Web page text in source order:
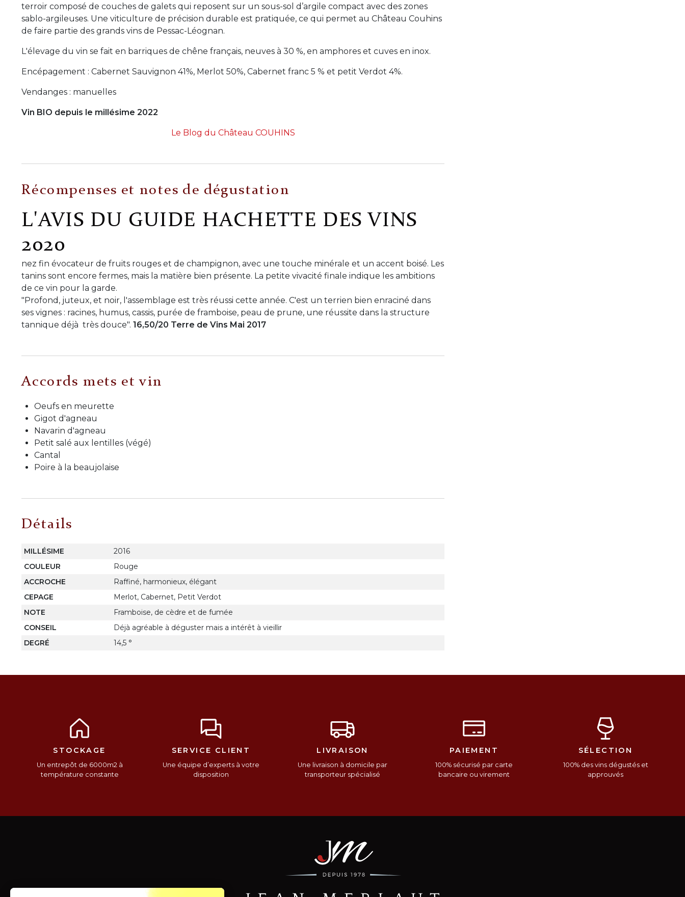
terroir composé de couches de galets qui reposent sur un sous-sol d’argile compact avec des zones
sablo-argileuses. Une viticulture de précision durable est pratiquée, ce qui permet au Château Couhins
de faire partie des grands vins de Pessac-Léognan.
L'élevage du vin se fait en barriques de chêne français, neuves à 30 %, en amphores et cuves en inox.
Encépagement : Cabernet Sauvignon 41%, Merlot 50%, Cabernet franc 5 % et petit Verdot 4%.
Vendanges : manuelles
Vin BIO depuis le millésime 2022
Le Blog du Château COUHINS
Récompenses et notes de dégustation
L'AVIS DU GUIDE HACHETTE DES VINS
2020
nez fin évocateur de fruits rouges et de champignon, avec une touche minérale et un accent boisé. Les
tanins sont encore fermes, mais la matière bien présente. La petite vivacité finale indique les ambitions
de ce vin pour la garde.
"Profond, juteux, et noir, l'assemblage est très réussi cette année. C'est un terrien bien enraciné dans
ses vignes : racines, humus, cassis, purée de framboise, peau de prune, une réussite dans la structure
tannique déjà très douce". 16,50/20 Terre de Vins Mai 2017
Accords mets et vin
Oeufs en meurette
Gigot d'agneau
Navarin d'agneau
Petit salé aux lentilles (végé)
Cantal
Poire à la beaujolaise
Détails
MILLÉSIME
2016
COULEUR
Rouge
ACCROCHE
Raffiné, harmonieux, élégant
CEPAGE
Merlot, Cabernet, Petit Verdot
NOTE
Framboise, de cèdre et de fumée
CONSEIL
Déjà agréable à déguster mais a intérêt à vieillir
DEGRÉ
14,5 °
STOCKAGE
Un entrepôt de 6000m2 à
température constante
SERVICE CLIENT
Une équipe d’experts à votre
disposition
LIVRAISON
Une livraison à domicile par
transporteur spécialisé
PAIEMENT
100% sécurisé par carte
bancaire ou virement
SÉLECTION
100% des vins dégustés et
approuvés